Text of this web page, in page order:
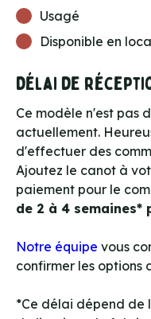
Usagé
Disponible en
Délai de
Ce modèle n'est pas
actuellement.
d'effectuer des
Ajoutez le canot à
paiement pour le
de 2 à 4 semaines*
Notre équipe vous
confirmer les options
*Ce délai dépend